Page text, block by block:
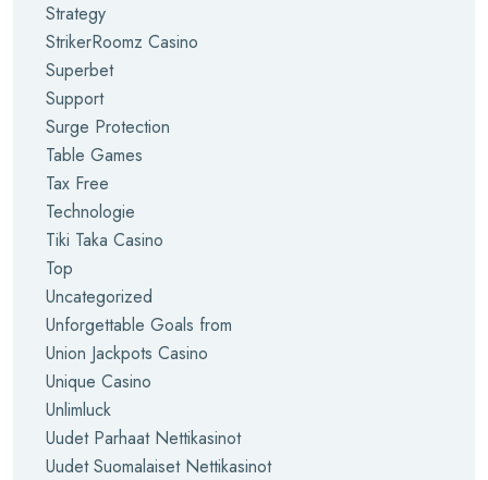
Strategy
StrikerRoomz Casino
Superbet
Support
Surge Protection
Table Games
Tax Free
Technologie
Tiki Taka Casino
Top
Uncategorized
Unforgettable Goals from
Union Jackpots Casino
Unique Casino
Unlimluck
Uudet Parhaat Nettikasinot
Uudet Suomalaiset Nettikasinot